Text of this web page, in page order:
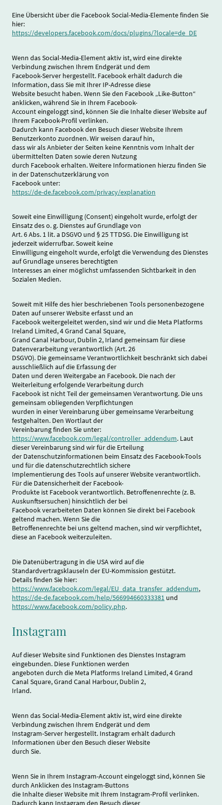
Eine Übersicht über die Facebook Social-Media-Elemente finden Sie
hier:
https://developers.facebook.com/docs/plugins/?locale=de_DE
Wenn das Social-Media-Element aktiv ist, wird eine direkte
Verbindung zwischen Ihrem Endgerät und dem
Facebook-Server hergestellt. Facebook erhält dadurch die
Information, dass Sie mit Ihrer IP-Adresse diese
Website besucht haben. Wenn Sie den Facebook „Like-Button“
anklicken, während Sie in Ihrem Facebook-
Account eingeloggt sind, können Sie die Inhalte dieser Website auf
Ihrem Facebook-Profil verlinken.
Dadurch kann Facebook den Besuch dieser Website Ihrem
Benutzerkonto zuordnen. Wir weisen darauf hin,
dass wir als Anbieter der Seiten keine Kenntnis vom Inhalt der
übermittelten Daten sowie deren Nutzung
durch Facebook erhalten. Weitere Informationen hierzu finden Sie
in der Datenschutzerklärung von
Facebook unter:
https://de-de.facebook.com/privacy/explanation
Soweit eine Einwilligung (Consent) eingeholt wurde, erfolgt der
Einsatz des o. g. Dienstes auf Grundlage von
Art. 6 Abs. 1 lit. a DSGVO und § 25 TTDSG. Die Einwilligung ist
jederzeit widerrufbar. Soweit keine
Einwilligung eingeholt wurde, erfolgt die Verwendung des Dienstes
auf Grundlage unseres berechtigten
Interesses an einer möglichst umfassenden Sichtbarkeit in den
Sozialen Medien.
Soweit mit Hilfe des hier beschriebenen Tools personenbezogene
Daten auf unserer Website erfasst und an
Facebook weitergeleitet werden, sind wir und die Meta Platforms
Ireland Limited, 4 Grand Canal Square,
Grand Canal Harbour, Dublin 2, Irland gemeinsam für diese
Datenverarbeitung verantwortlich (Art. 26
DSGVO). Die gemeinsame Verantwortlichkeit beschränkt sich dabei
ausschließlich auf die Erfassung der
Daten und deren Weitergabe an Facebook. Die nach der
Weiterleitung erfolgende Verarbeitung durch
Facebook ist nicht Teil der gemeinsamen Verantwortung. Die uns
gemeinsam obliegenden Verpflichtungen
wurden in einer Vereinbarung über gemeinsame Verarbeitung
festgehalten. Den Wortlaut der
Vereinbarung finden Sie unter:
https://www.facebook.com/legal/controller_addendum. Laut
dieser Vereinbarung sind wir für die Erteilung
der Datenschutzinformationen beim Einsatz des Facebook-Tools
und für die datenschutzrechtlich sichere
Implementierung des Tools auf unserer Website verantwortlich.
Für die Datensicherheit der Facebook-
Produkte ist Facebook verantwortlich. Betroffenenrechte (z. B.
Auskunftsersuchen) hinsichtlich der bei
Facebook verarbeiteten Daten können Sie direkt bei Facebook
geltend machen. Wenn Sie die
Betroffenenrechte bei uns geltend machen, sind wir verpflichtet,
diese an Facebook weiterzuleiten.
Die Datenübertragung in die USA wird auf die
Standardvertragsklauseln der EU-Kommission gestützt.
Details finden Sie hier:
https://www.facebook.com/legal/EU_data_transfer_addendum,
https://de-de.facebook.com/help/566994660333381 und
https://www.facebook.com/policy.php.
Instagram
Auf dieser Website sind Funktionen des Dienstes Instagram
eingebunden. Diese Funktionen werden
angeboten durch die Meta Platforms Ireland Limited, 4 Grand
Canal Square, Grand Canal Harbour, Dublin 2,
Irland.
Wenn das Social-Media-Element aktiv ist, wird eine direkte
Verbindung zwischen Ihrem Endgerät und dem
Instagram-Server hergestellt. Instagram erhält dadurch
Informationen über den Besuch dieser Website
durch Sie.
Wenn Sie in Ihrem Instagram-Account eingeloggt sind, können Sie
durch Anklicken des Instagram-Buttons
die Inhalte dieser Website mit Ihrem Instagram-Profil verlinken.
Dadurch kann Instagram den Besuch dieser